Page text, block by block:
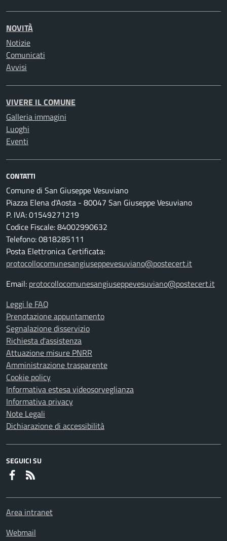
NOVITÀ
Notizie
Comunicati
Avvisi
VIVERE IL COMUNE
Galleria immagini
Luoghi
Eventi
CONTATTI
Comune di San Giuseppe Vesuviano
Piazza Elena d'Aosta - 80047 San Giuseppe Vesuviano
P. IVA: 01549271219
Codice Fiscale: 84002990632
Telefono: 0818285111
Posta Elettronica Certificata:
protocollocomunesangiuseppevesuviano@postecert.it
Email: protocollocomunesangiuseppevesuviano@postecert.it
Leggi le FAQ
Prenotazione appuntamento
Segnalazione disservizio
Richiesta d'assistenza
Attuazione misure PNRR
Amministrazione trasparente
Cookie policy
Informativa estesa videosorveglianza
Informativa privacy
Note Legali
Dichiarazione di accessibilità
SEGUICI SU
Faceboook
Area intranet
Webmail